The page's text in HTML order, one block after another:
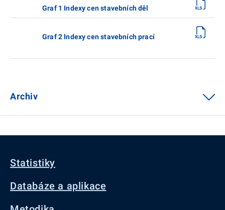
Graf 1 Indexy cen stavebních děl
Graf 2 Indexy cen stavebních prací
Archiv
Statistiky
Databáze a aplikace